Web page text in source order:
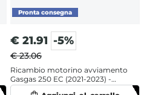
€ 21.91 -5%
€ 23.06
Ricambio motorino avviamento
Gasgas 250 EC (2021-2023) -
Spazzole